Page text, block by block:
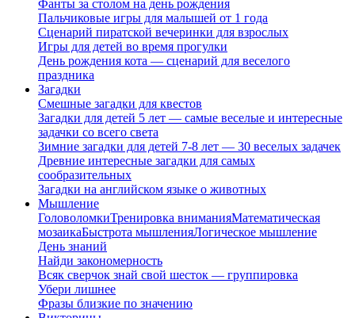
Фанты за столом на день рождения
Пальчиковые игры для малышей от 1 года
Сценарий пиратской вечеринки для взрослых
Игры для детей во время прогулки
День рождения кота — сценарий для веселого
праздника
Загадки
Смешные загадки для квестов
Загадки для детей 5 лет — самые веселые и интересные
задачки со всего света
Зимние загадки для детей 7-8 лет — 30 веселых задачек
Древние интересные загадки для самых
сообразительных
Загадки на английском языке о животных
Мышление
ГоловоломкиТренировка вниманияМатематическая
мозаикаБыстрота мышленияЛогическое мышление
День знаний
Найди закономерность
Всяк сверчок знай свой шесток — группировка
Убери лишнее
Фразы близкие по значению